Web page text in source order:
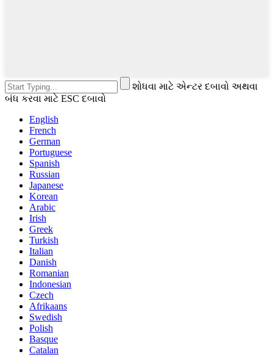
શોધવા માટે એન્ટર દબાવો અથવા
બંધ કરવા માટે ESC દબાવો
English
French
German
Portuguese
Spanish
Russian
Japanese
Korean
Arabic
Irish
Greek
Turkish
Italian
Danish
Romanian
Indonesian
Czech
Afrikaans
Swedish
Polish
Basque
Catalan